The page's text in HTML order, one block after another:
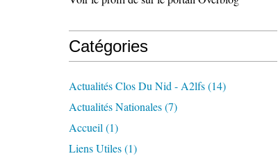
Catégories
Actualités Clos Du Nid - A2lfs(14)
Actualités Nationales(7)
Accueil (1)
Liens Utiles(1)